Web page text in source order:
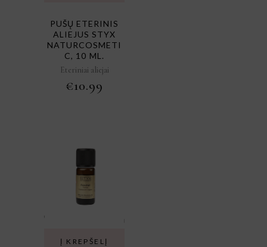
PUŠŲ ETERINIS
ALIEJUS STYX
NATURCOSMETI
C, 10 ML.
Eteriniai aliejai
€10.99
Į KREPŠELĮ